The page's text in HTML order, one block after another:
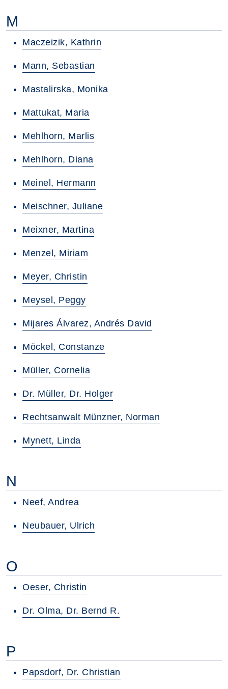
M
Maczeizik, Kathrin
Mann, Sebastian
Mastalirska, Monika
Mattukat, Maria
Mehlhorn, Marlis
Mehlhorn, Diana
Meinel, Hermann
Meischner, Juliane
Meixner, Martina
Menzel, Miriam
Meyer, Christin
Meysel, Peggy
Mijares Álvarez, Andrés David
Möckel, Constanze
Müller, Cornelia
Dr. Müller, Dr. Holger
Rechtsanwalt Münzner, Norman
Mynett, Linda
N
Neef, Andrea
Neubauer, Ulrich
O
Oeser, Christin
Dr. Olma, Dr. Bernd R.
P
Papsdorf, Dr. Christian